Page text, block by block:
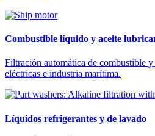
Combustible líquido y aceite
Filtración automática de combustible
eléctricas e industria marítima.
Líquidos refrigerantes y de lavado